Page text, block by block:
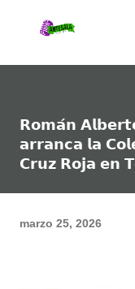
𝗥𝗼𝗺𝗮́𝗻
𝗮𝗿𝗿𝗮𝗻𝗰𝗮 𝗹𝗮
𝗖𝗿𝘂𝘇 𝗥𝗼𝗷𝗮 𝗲𝗻
marzo 25, 2026